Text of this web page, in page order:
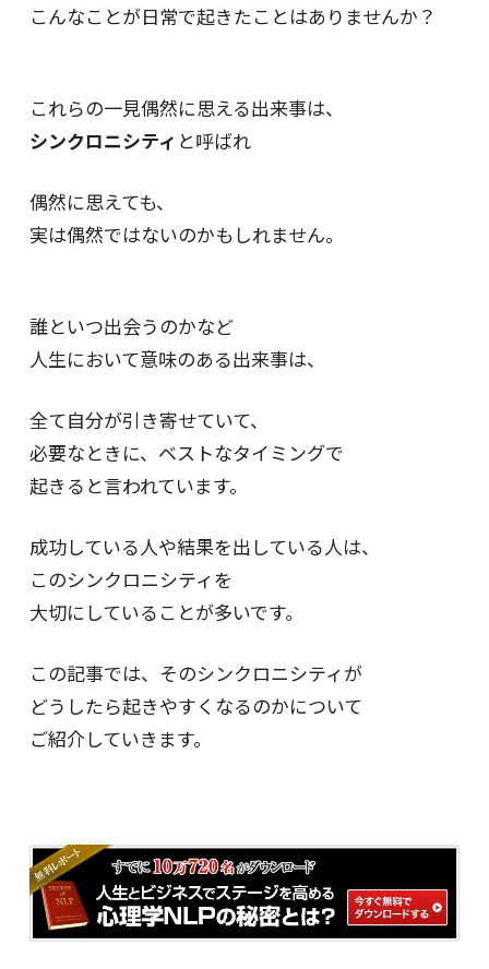
こんなことが日常で起きたことはありませんか？
これらの一見偶然に思える出来事は、
シンクロニシティ と呼ばれ
偶然に思えても、
実は偶然ではないのかもしれません。
誰といつ出会うのかなど
人生において意味のある出来事は、
全て自分が引き寄せていて、
必要なときに、ベストなタイミングで
起きると言われています。
成功している人や結果を出している人は、
このシンクロニシティを
大切にしていることが多いです。
この記事では、そのシンクロニシティが
どうしたら起きやすくなるのかについて
ご紹介していきます。